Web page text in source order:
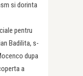
si dorinta
pentru
Badilita, s-
dupa
a